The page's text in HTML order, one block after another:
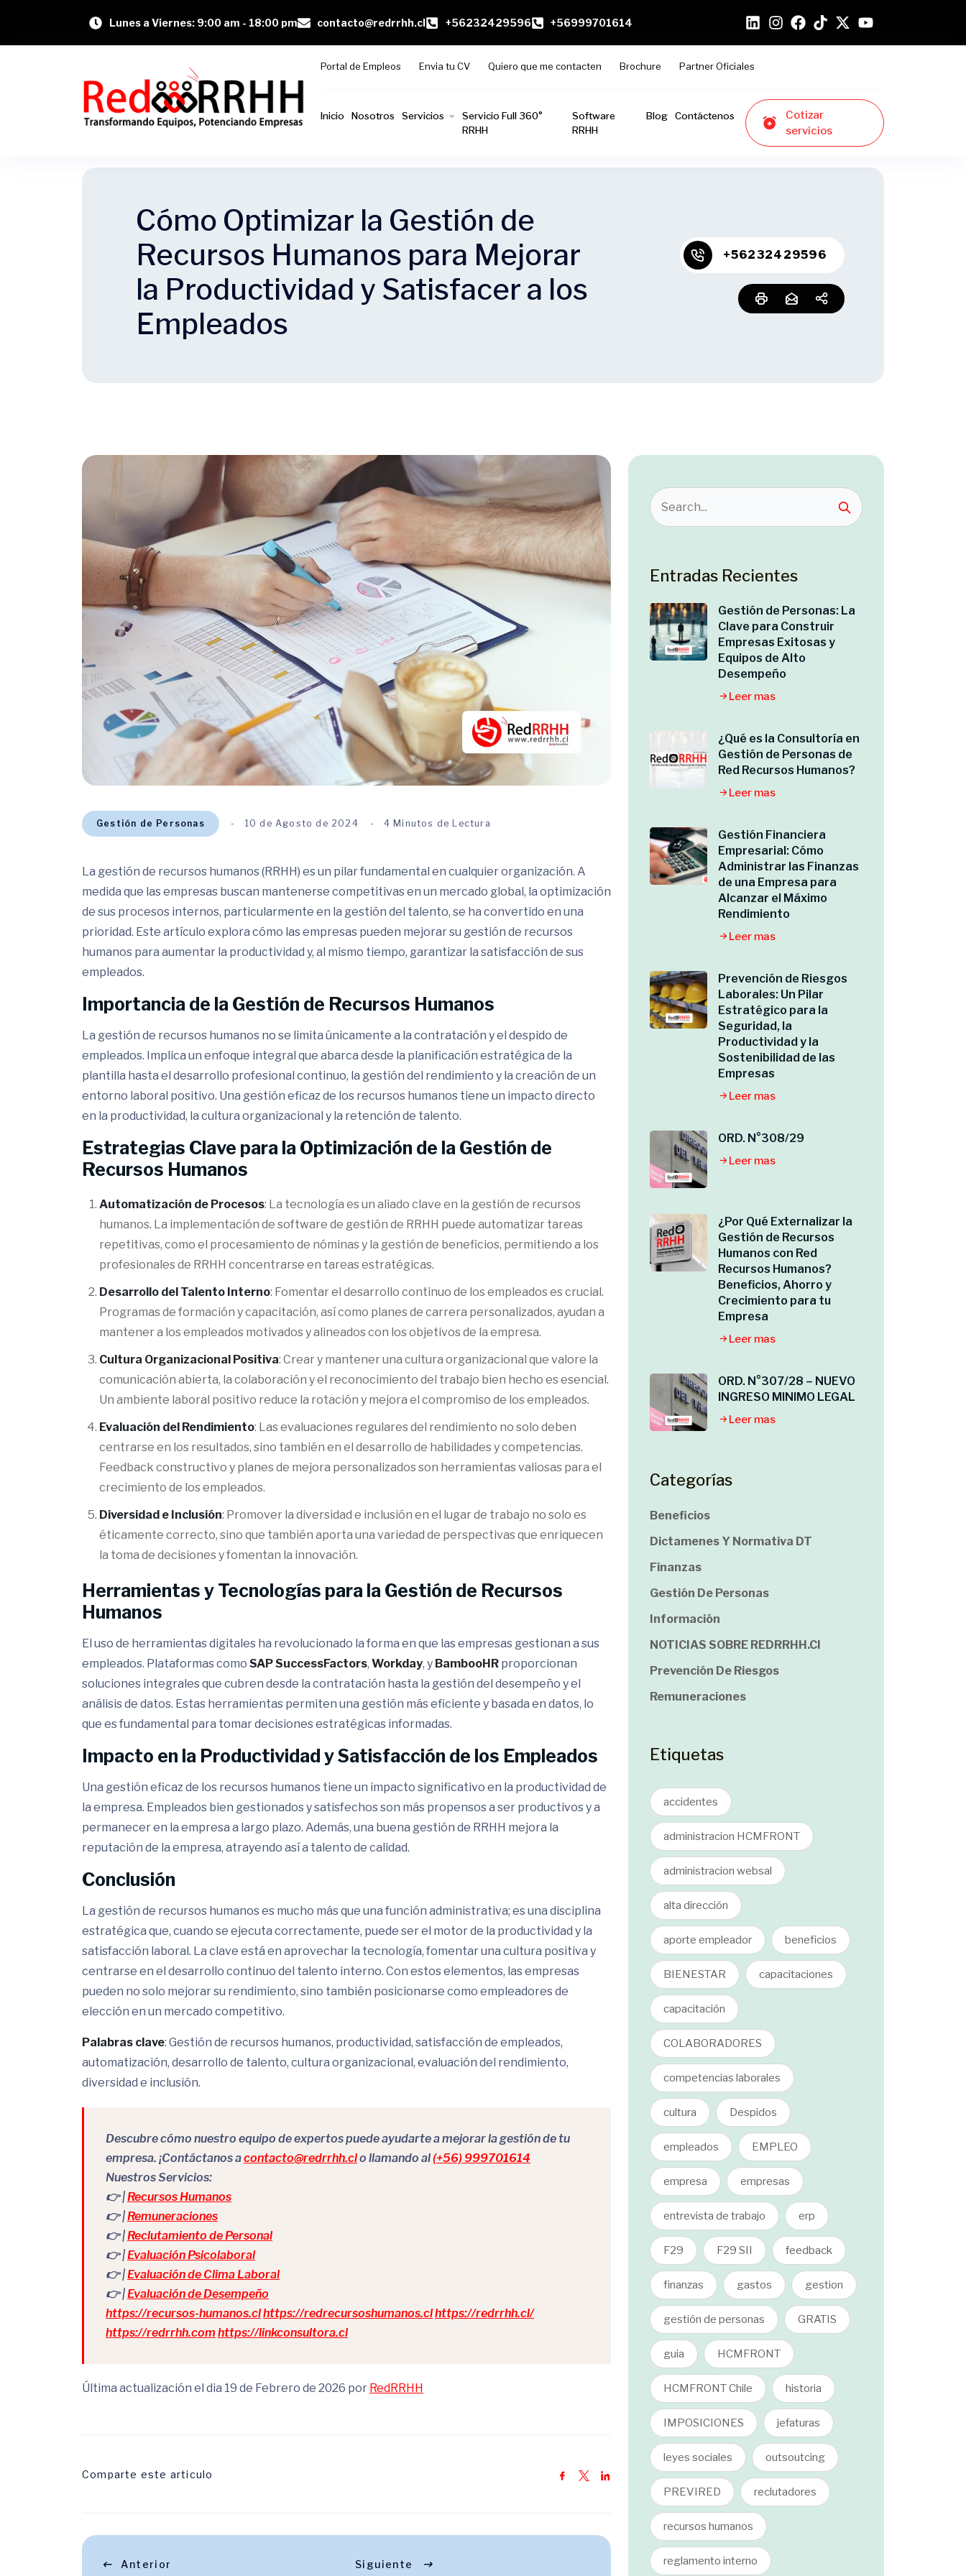
Lunes a Viernes: 9:00 am - 18:00 pm contacto@redrrhh.cl +56232429596 +56999701614
Portal de Empleos Envia tu CV Quiero que me contacten Brochure Partner Oficiales
Inicio Nosotros Servicios
Servicio Full 360°
RRHH
Software
RRHH
Blog Contáctenos
Cotizar
servicios
Cómo Optimizar la Gestión de
Recursos Humanos para Mejorar
la Productividad y Satisfacer a los
Empleados
+56232429596
Gestión de Personas 10 de Agosto de 2024 4 Minutos de Lectura
La gestión de recursos humanos (RRHH) es un pilar fundamental en cualquier organización. A
medida que las empresas buscan mantenerse competitivas en un mercado global, la optimización
de sus procesos internos, particularmente en la gestión del talento, se ha convertido en una
prioridad. Este artículo explora cómo las empresas pueden mejorar su gestión de recursos
humanos para aumentar la productividad y, al mismo tiempo, garantizar la satisfacción de sus
empleados.
Importancia de la Gestión de Recursos Humanos
La gestión de recursos humanos no se limita únicamente a la contratación y el despido de
empleados. Implica un enfoque integral que abarca desde la planificación estratégica de la
plantilla hasta el desarrollo profesional continuo, la gestión del rendimiento y la creación de un
entorno laboral positivo. Una gestión eficaz de los recursos humanos tiene un impacto directo
en la productividad, la cultura organizacional y la retención de talento.
Estrategias Clave para la Optimización de la Gestión de
Recursos Humanos
Automatización de Procesos: La tecnología es un aliado clave en la gestión de recursos
humanos. La implementación de software de gestión de RRHH puede automatizar tareas
repetitivas, como el procesamiento de nóminas y la gestión de beneficios, permitiendo a los
profesionales de RRHH concentrarse en tareas estratégicas.
Desarrollo del Talento Interno: Fomentar el desarrollo continuo de los empleados es crucial.
Programas de formación y capacitación, así como planes de carrera personalizados, ayudan a
mantener a los empleados motivados y alineados con los objetivos de la empresa.
Cultura Organizacional Positiva: Crear y mantener una cultura organizacional que valore la
comunicación abierta, la colaboración y el reconocimiento del trabajo bien hecho es esencial.
Un ambiente laboral positivo reduce la rotación y mejora el compromiso de los empleados.
Evaluación del Rendimiento: Las evaluaciones regulares del rendimiento no solo deben
centrarse en los resultados, sino también en el desarrollo de habilidades y competencias.
Feedback constructivo y planes de mejora personalizados son herramientas valiosas para el
crecimiento de los empleados.
Diversidad e Inclusión: Promover la diversidad e inclusión en el lugar de trabajo no solo es
éticamente correcto, sino que también aporta una variedad de perspectivas que enriquecen
la toma de decisiones y fomentan la innovación.
Herramientas y Tecnologías para la Gestión de Recursos
Humanos
El uso de herramientas digitales ha revolucionado la forma en que las empresas gestionan a sus
empleados. Plataformas como SAP SuccessFactors, Workday, y BambooHR proporcionan
soluciones integrales que cubren desde la contratación hasta la gestión del desempeño y el
análisis de datos. Estas herramientas permiten una gestión más eficiente y basada en datos, lo
que es fundamental para tomar decisiones estratégicas informadas.
Impacto en la Productividad y Satisfacción de los Empleados
Una gestión eficaz de los recursos humanos tiene un impacto significativo en la productividad de
la empresa. Empleados bien gestionados y satisfechos son más propensos a ser productivos y a
permanecer en la empresa a largo plazo. Además, una buena gestión de RRHH mejora la
reputación de la empresa, atrayendo así a talento de calidad.
Conclusión
La gestión de recursos humanos es mucho más que una función administrativa; es una disciplina
estratégica que, cuando se ejecuta correctamente, puede ser el motor de la productividad y la
satisfacción laboral. La clave está en aprovechar la tecnología, fomentar una cultura positiva y
centrarse en el desarrollo continuo del talento interno. Con estos elementos, las empresas
pueden no solo mejorar su rendimiento, sino también posicionarse como empleadores de
elección en un mercado competitivo.
Palabras clave: Gestión de recursos humanos, productividad, satisfacción de empleados,
automatización, desarrollo de talento, cultura organizacional, evaluación del rendimiento,
diversidad e inclusión.
Descubre cómo nuestro equipo de expertos puede ayudarte a mejorar la gestión de tu
empresa. ¡Contáctanos acontacto@redrrhh.clo llamando al(+56) 999701614
Nuestros Servicios:
👉 |Recursos Humanos
👉 |Remuneraciones
👉 |Reclutamiento de Personal
👉 |Evaluación Psicolaboral
👉 |Evaluación de Clima Laboral
👉 |Evaluación de Desempeño
https://recursos-humanos.clhttps://redrecursoshumanos.clhttps://redrrhh.cl/
https://redrrhh.com https://linkconsultora.cl
Última actualización el dia 19 de Febrero de 2026 por RedRRHH
Comparte este articulo
Anterior Siguiente
Entradas Recientes
Gestión de Personas: La
Clave para Construir
Empresas Exitosas y
Equipos de Alto
Desempeño
Leer mas
¿Qué es la Consultoría en
Gestión de Personas de
Red Recursos Humanos?
Leer mas
Gestión Financiera
Empresarial: Cómo
Administrar las Finanzas
de una Empresa para
Alcanzar el Máximo
Rendimiento
Leer mas
Prevención de Riesgos
Laborales: Un Pilar
Estratégico para la
Seguridad, la
Productividad y la
Sostenibilidad de las
Empresas
Leer mas
ORD. N°308/29
Leer mas
¿Por Qué Externalizar la
Gestión de Recursos
Humanos con Red
Recursos Humanos?
Beneficios, Ahorro y
Crecimiento para tu
Empresa
Leer mas
ORD. N°307/28 – NUEVO
INGRESO MINIMO LEGAL
Leer mas
Categorías
Beneficios
Dictamenes Y Normativa DT
Finanzas
Gestión De Personas
Información
NOTICIAS SOBRE REDRRHH.cl
Prevención De Riesgos
Remuneraciones
Etiquetas
accidentes
administracion HCMFRONT
administracion websal
alta dirección
aporte empleador beneficios
BIENESTAR capacitaciones
capacitación
COLABORADORES
competencias laborales
cultura Despidos
empleados EMPLEO
empresa empresas
entrevista de trabajo erp
F29 F29 SII feedback
finanzas gastos gestion
gestión de personas GRATIS
guia HCMFRONT
HCMFRONT Chile historia
IMPOSICIONES jefaturas
leyes sociales outsoutcing
PREVIRED reclutadores
recursos humanos
reglamento interno